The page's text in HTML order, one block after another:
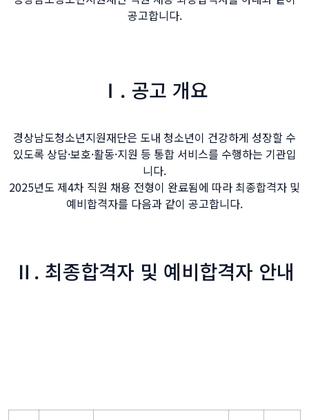
공고합니다.
Ⅰ. 공고 개요
경상남도청소년지원재단은 도내 청소년이 건강하게 성장할 수
있도록 상담·보호·활동·지원 등 통합 서비스를 수행하는 기관입
니다.
2025년도 제4차 직원 채용 전형이 완료됨에 따라 최종합격자 및
예비합격자를 다음과 같이 공고합니다.
Ⅱ. 최종합격자 및 예비합격자 안내